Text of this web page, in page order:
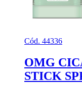
Cód. 44336
OMG
STICK